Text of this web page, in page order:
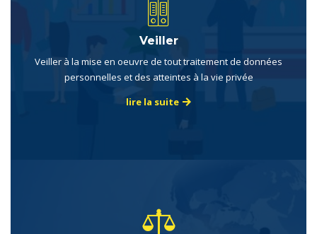
Veiller
Veiller à la mise en oeuvre de tout traitement de données
personnelles et des atteintes à la vie privée
lire la suite